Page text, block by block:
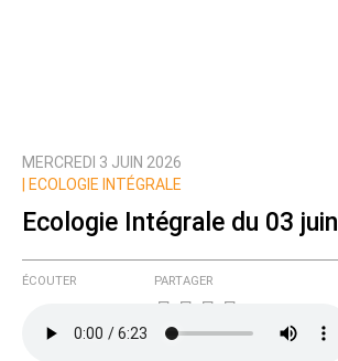
MERCREDI 3 JUIN 2026
ECOLOGIE INTÉGRALE
Ecologie Intégrale du 03 juin
ÉCOUTER PARTAGER